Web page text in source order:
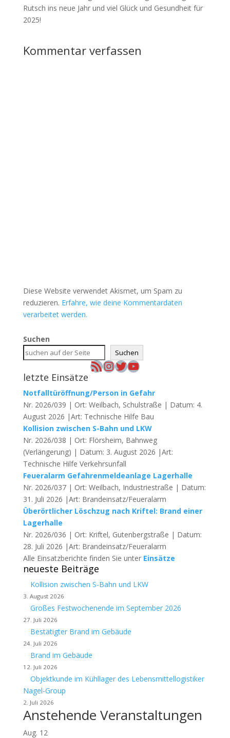
Rutsch ins neue Jahr und viel Glück und Gesundheit für
2025!
Kommentar verfassen
Diese Website verwendet Akismet, um Spam zu
reduzieren. Erfahre, wie deine Kommentardaten
verarbeitet werden.
Suchen
Suchen
RSS-FeedInstagram
Twitter
YouTube
letzte Einsätze
Notfalltüröffnung/Person in Gefahr
Nr. 2026/039 | Ort: Weilbach, Schulstraße | Datum: 4.
August 2026 |Art: Technische Hilfe Bau
Kollision zwischen S-Bahn und LKW
Nr. 2026/038 | Ort: Flörsheim, Bahnweg
(Verlängerung) | Datum: 3. August 2026 |Art:
Technische Hilfe Verkehrsunfall
Feueralarm Gefahrenmeldeanlage Lagerhalle
Nr. 2026/037 | Ort: Weilbach, Industriestraße | Datum:
31. Juli 2026 |Art: Brandeinsatz/Feueralarm
Überörtlicher Löschzug nach Kriftel: Brand einer
Lagerhalle
Nr. 2026/036 | Ort: Kriftel, Gutenbergstraße | Datum:
28. Juli 2026 |Art: Brandeinsatz/Feueralarm
Alle Einsatzberichte finden Sie unter Einsätze
neueste Beiträge
Kollision zwischen S-Bahn und LKW
3. August 2026
Großes Festwochenende im September 2026
27. Juli 2026
Bestätigter Brand im Gebäude
24. Juli 2026
Brand im Gebäude
12. Juli 2026
Objektkunde im Kühllager des Lebensmittellogistiker
Nagel-Group
2. Juli 2026
Anstehende Veranstaltungen
Aug. 12